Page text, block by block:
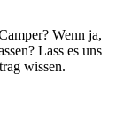
Wenn ja,
Lass es uns
wissen.